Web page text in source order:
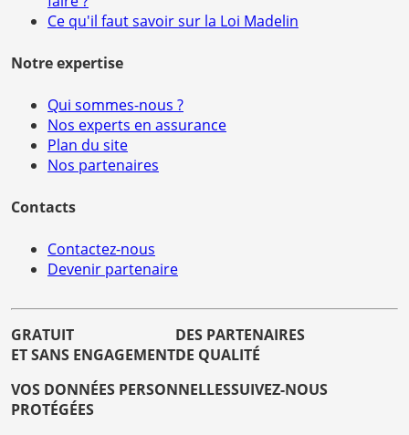
Ce qu'il faut savoir sur la Loi Madelin
Notre expertise
Qui sommes-nous ?
Nos experts en assurance
Plan du site
Nos partenaires
Contacts
Contactez-nous
Devenir partenaire
GRATUIT
ET SANS ENGAGEMENT
DES PARTENAIRES
DE QUALITÉ
VOS DONNÉES PERSONNELLES
PROTÉGÉES
SUIVEZ-NOUS